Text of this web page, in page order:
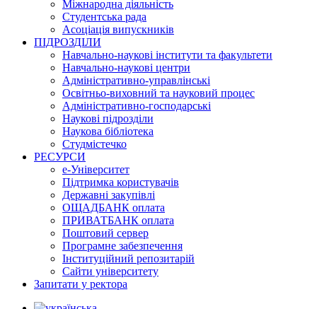
Міжнародна діяльність
Студентська рада
Асоціація випускників
ПІДРОЗДІЛИ
Навчально-наукові інститути та факультети
Навчально-наукові центри
Адміністративно-управлінські
Освітньо-виховний та науковий процес
Адміністративно-господарські
Наукові підрозділи
Наукова бібліотека
Студмістечко
РЕСУРСИ
е-Університет
Підтримка користувачів
Державні закупівлі
ОЩАДБАНК оплата
ПРИВАТБАНК оплата
Поштовий сервер
Програмне забезпечення
Інституційний репозитарій
Сайти університету
Запитати у ректора